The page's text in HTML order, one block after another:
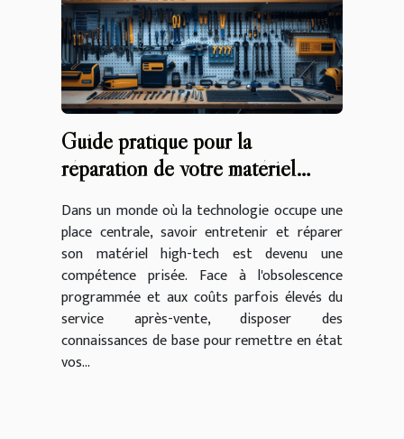
Guide pratique pour la
réparation de votre matériel
Dans un monde où la technologie occupe une
place centrale, savoir entretenir et réparer
son matériel high-tech est devenu une
compétence prisée. Face à l'obsolescence
programmée et aux coûts parfois élevés du
service après-vente, disposer des
connaissances de base pour remettre en état
vos...